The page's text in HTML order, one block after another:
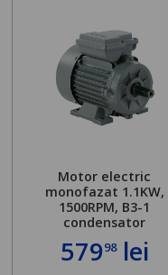
Motor electric
monofazat 1.1KW,
1500RPM, B3-1
condensator
57998lei